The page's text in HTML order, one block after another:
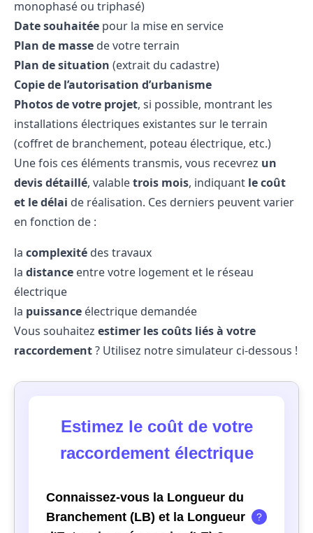
monophasé ou triphasé)
Date souhaitée pour la mise en service
Plan de masse de votre terrain
Plan de situation (extrait du cadastre)
Copie de l’autorisation d’urbanisme
Photos de votre projet, si possible, montrant les
installations électriques existantes sur le terrain
(coffret de branchement, poteau électrique, etc.)
Une fois ces éléments transmis, vous recevrez un
devis détaillé, valabletrois mois, indiquant le coût
et le délai de réalisation. Ces derniers peuvent varier
en fonction de :
la complexité des travaux
la distance entre votre logement et le réseau
électrique
la puissance électrique demandée
Vous souhaitez estimer les coûts liés à votre
raccordement? Utilisez notre simulateur ci-dessous !